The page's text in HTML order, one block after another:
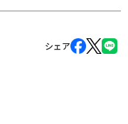
シェア